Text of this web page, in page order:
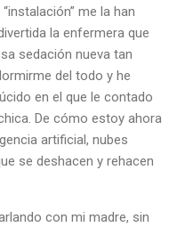
me la han
la enfermera que
sedación nueva tan
del todo y he
en el que le contado
De cómo estoy ahora
artificial, nubes
se deshacen y rehacen
con mi madre, sin